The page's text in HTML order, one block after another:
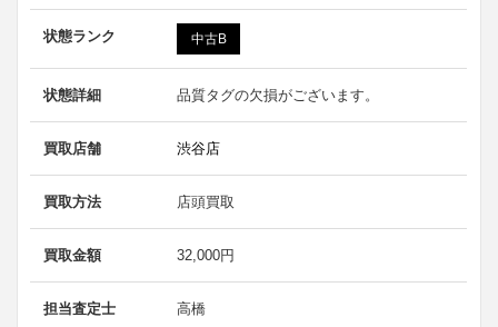
状態ランク 中古B
状態詳細 品質タグの欠損がございます。
買取店舗 渋谷店
買取方法 店頭買取
買取金額 32,000円
担当査定士 高橋